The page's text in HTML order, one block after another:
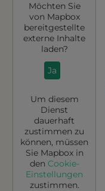
Möchten Sie
von Mapbox
bereitgestellte
externe Inhalte
laden?
Ja
Um diesem
Dienst
dauerhaft
zustimmen zu
können, müssen
Sie Mapboxin
den Cookie-
Einstellungen
zustimmen.